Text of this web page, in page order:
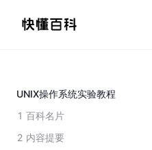
UNIX操作系统实验教程
1 百科名片
2 内容提要